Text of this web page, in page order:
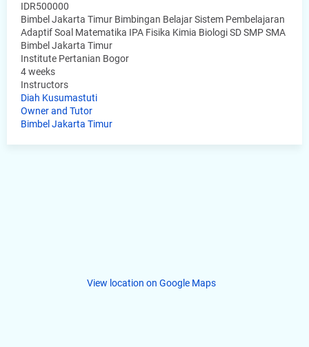
IDR500000
Bimbel Jakarta Timur Bimbingan Belajar Sistem Pembelajaran
Adaptif Soal Matematika IPA Fisika Kimia Biologi SD SMP SMA
Bimbel Jakarta Timur
Institute Pertanian Bogor
4 weeks
Instructors
Diah Kusumastuti
Owner and Tutor
Bimbel Jakarta Timur
View location on Google Maps